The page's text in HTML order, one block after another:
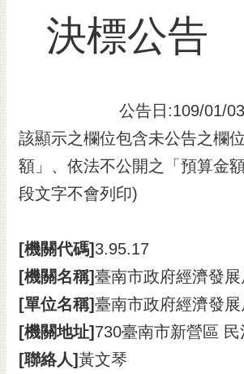
市政資訊
偉
哲
光
桐
花
祭
網
站
決標公告
公告日:109/01/03
該顯示之欄位包含未公告之欄
額」、依法不公開之「預算金
段文字不會列印)
[機關代碼] 3.95.17
[機關名稱]臺南市政府經濟發展
[單位名稱]臺南市政府經濟發
[機關地址] 730臺南市新營區 民
[聯絡人]黃文琴